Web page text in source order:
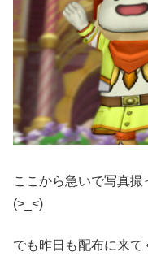
ここから急いで写真
(>_<)
でも昨日も配布に来て